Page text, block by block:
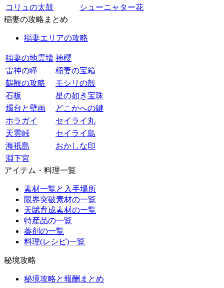
コリュの太鼓
シューニャター花
稲妻の攻略まとめ
稲妻エリアの攻略
稲妻の地霊壇 神櫻
雷神の瞳
稲妻の宝箱
鶴観の攻略
モシリの殻
石板
星の如き宝珠
燭台と壁画
どこかへの鍵
ホラガイ
セイライ丸
天雲峠
セイライ島
海祇島
おかしな印
淵下宮
アイテム・料理一覧
素材一覧と入手場所
限界突破素材の一覧
天賦育成素材の一覧
特産品の一覧
薬剤の一覧
料理(レシピ)一覧
秘境攻略
秘境攻略と報酬まとめ